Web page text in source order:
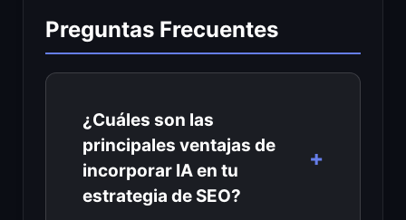
Preguntas Frecuentes
¿Cuáles son las
principales ventajas de
incorporar IA en tu
estrategia de SEO?